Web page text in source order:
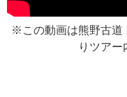
※この動画は熊野古道
りツアー